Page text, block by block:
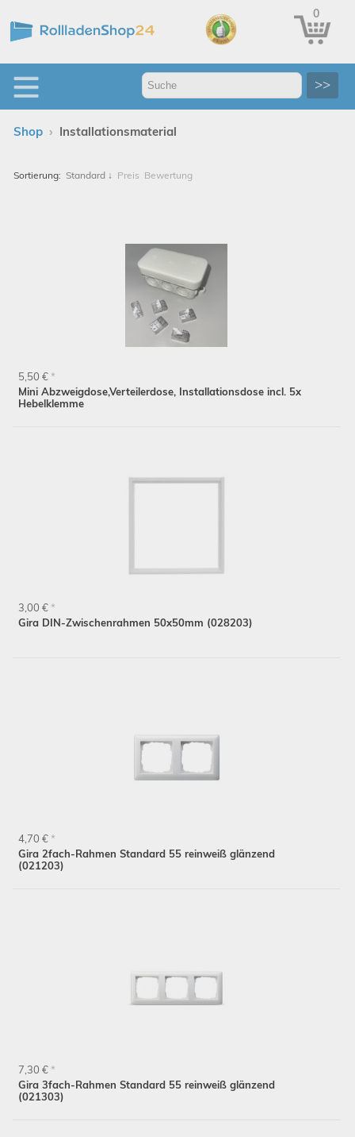
0
>>
Shop › Installationsmaterial
Sortierung: Standard ↓ Preis Bewertung
Mini Abzweigdose,Verteilerdose, Installationsdose incl. 5x
Hebelklemme
5,50 € *
Gira DIN-Zwischenrahmen 50x50mm (028203)
3,00 € *
Gira 2fach-Rahmen Standard 55 reinweiß glänzend
(021203)
4,70 € *
Gira 3fach-Rahmen Standard 55 reinweiß glänzend
(021303)
7,30 € *